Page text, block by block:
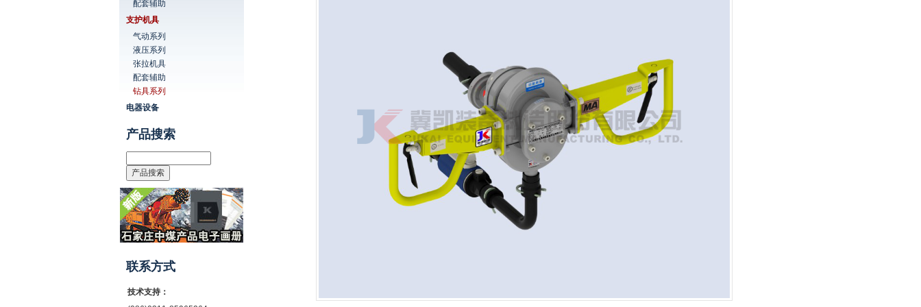
配套辅助
支护机具
气动系列
液压系列
张拉机具
配套辅助
钻具系列
电器设备
产品搜索
联系方式
技术支持：